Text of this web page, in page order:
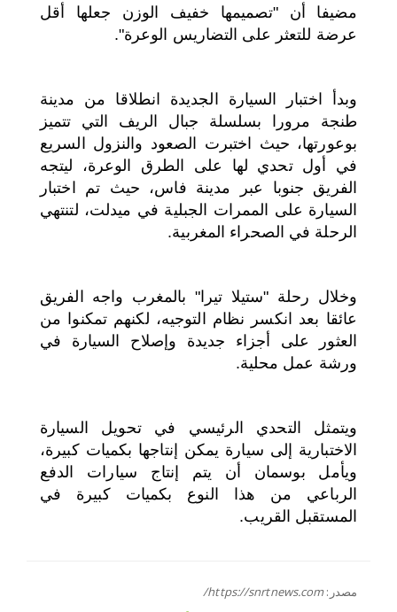
مضيفا أن "تصميمها خفيف الوزن جعلها أقل
عرضة للتعثر على التضاريس الوعرة".
وبدأ اختبار السيارة الجديدة انطلاقا من مدينة
طنجة مرورا بسلسلة جبال الريف التي تتميز
بوعورتها، حيث اختبرت الصعود والنزول السريع
في أول تحدي لها على الطرق الوعرة، ليتجه
الفريق جنوبا عبر مدينة فاس، حيث تم اختبار
السيارة على الممرات الجبلية في ميدلت، لتنتهي
الرحلة في الصحراء المغربية.
وخلال رحلة "ستيلا تيرا" بالمغرب واجه الفريق
عائقا بعد انكسر نظام التوجيه، لكنهم تمكنوا من
العثور على أجزاء جديدة وإصلاح السيارة في
ورشة عمل محلية.
ويتمثل التحدي الرئيسي في تحويل السيارة
الاختبارية إلى سيارة يمكن إنتاجها بكميات كبيرة،
ويأمل بوسمان أن يتم إنتاج سيارات الدفع
الرباعي من هذا النوع بكميات كبيرة في
المستقبل القريب.
مصدر:https://snrtnews.com/